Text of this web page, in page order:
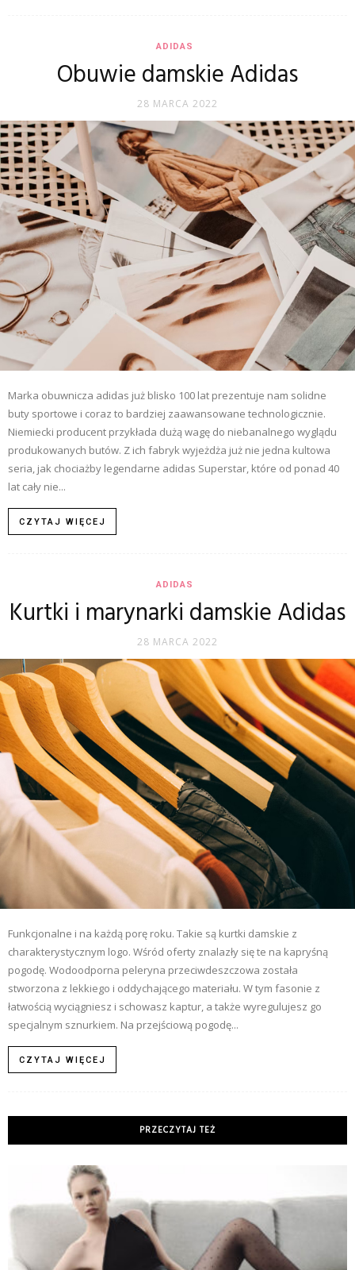
ADIDAS
Obuwie damskie Adidas
28 MARCA 2022
Marka obuwnicza adidas już blisko 100 lat prezentuje nam solidne
buty sportowe i coraz to bardziej zaawansowane technologicznie.
Niemiecki producent przykłada dużą wagę do niebanalnego wyglądu
produkowanych butów. Z ich fabryk wyjeżdża już nie jedna kultowa
seria, jak chociażby legendarne adidas Superstar, które od ponad 40
lat cały nie...
CZYTAJ WIĘCEJ
ADIDAS
Kurtki i marynarki damskie Adidas
28 MARCA 2022
Funkcjonalne i na każdą porę roku. Takie są kurtki damskie z
charakterystycznym logo. Wśród oferty znalazły się te na kapryśną
pogodę. Wodoodporna peleryna przeciwdeszczowa została
stworzona z lekkiego i oddychającego materiału. W tym fasonie z
łatwością wyciągniesz i schowasz kaptur, a także wyregulujesz go
specjalnym sznurkiem. Na przejściową pogodę...
CZYTAJ WIĘCEJ
PRZECZYTAJ TEŻ